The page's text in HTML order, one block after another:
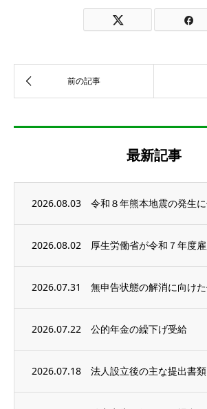
最新記事
2026.08.03
2026.08.02
2026.07.31
2026.07.22 公的年金の繰下げ受給
2026.07.18 法人設立後の主な提出書類